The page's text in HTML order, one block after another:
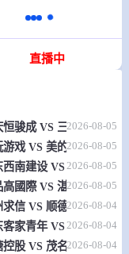
直播中
直播中
马可尼
骏成 VS 三七互娱 全
2026-08-05
戏 VS 美的薪火 全场录
2026-08-05
南建设 VS 香港圣徒
2026-08-05
國際 VS 湛江狂狼·粵
2026-08-05
信 VS 顺德新青年 全
2026-08-04
家青年 VS 广州英华思
2026-08-04
股 VS 茂名市点都得
2026-08-04